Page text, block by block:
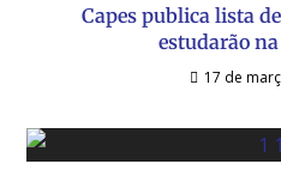
Capes publica lista
estudarão
17 de